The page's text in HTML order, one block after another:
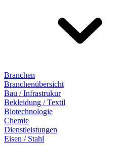
Branchen
Branchenübersicht
Bau / Infrastrukur
Bekleidung / Textil
Biotechnologie
Chemie
Dienstleistungen
Eisen / Stahl